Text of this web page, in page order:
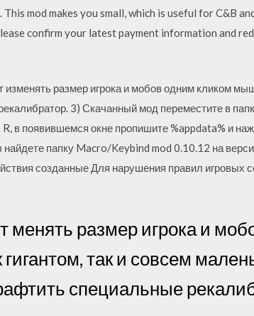
mod makes you small, which is useful for C&B
confirm your latest payment information and
размер игрока и мобов одним кликом
3) Скачанный мод переместите в
в появившемся окне пропишите %appdata% и
папку Macro/Keybind mod 0.10.12 на
созданные Для нарушения правил игровых
менять размер игрока и
гигантом, так и совсем
специальные